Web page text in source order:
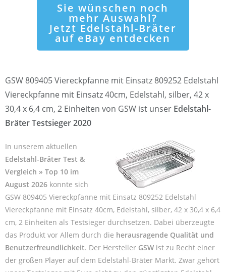
Sie wünschen noch
mehr Auswahl?
Jetzt Edelstahl-Bräter
auf eBay entdecken
GSW 809405 Viereckpfanne mit Einsatz 809252 Edelstahl
Viereckpfanne mit Einsatz 40cm, Edelstahl, silber, 42 x
30,4 x 6,4 cm, 2 Einheiten von GSW ist unser Edelstahl-
Bräter Testsieger 2020
In unserem aktuellen
Edelstahl-Bräter Test &
Vergleich » Top 10 im
August 2026 konnte sich
GSW 809405 Viereckpfanne mit Einsatz 809252 Edelstahl
Viereckpfanne mit Einsatz 40cm, Edelstahl, silber, 42 x 30,4 x 6,4
cm, 2 Einheiten als Testsieger durchsetzen. Dabei überzeugte
das Produkt vor Allem durch die herausragende Qualität und
Benutzerfreundlichkeit. Der Hersteller GSW ist zu Recht einer
der großen Player auf dem Edelstahl-Bräter Markt. Zwar gehört